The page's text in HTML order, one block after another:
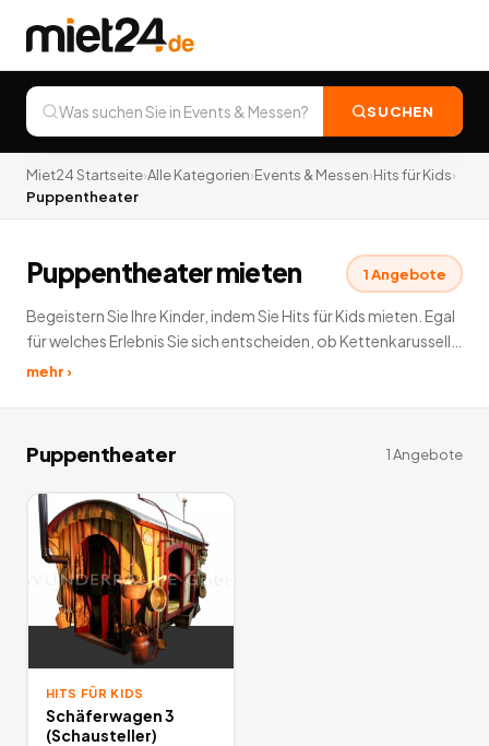
SUCHEN
Miet24 Startseite›Alle Kategorien›Events & Messen›Hits für Kids›
Puppentheater
Puppentheater mieten 1Angebote
Begeistern Sie Ihre Kinder, indem Sie Hits für Kids mieten. Egal
für welches Erlebnis Sie sich entscheiden, ob Kettenkarussell,
Clowns Auftritt oder Sonstiges, für Ihre Kinder bieten wir nur
mehr ›
Puppentheater 1Angebote
HITS FÜR KIDS
Schäferwagen 3
(Schausteller)